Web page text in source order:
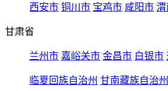
西安市 铜川市 宝鸡市 咸阳市 渭
甘肃省
兰州市 嘉峪关市 金昌市 白银市
临夏回族自治州 甘南藏族自治州